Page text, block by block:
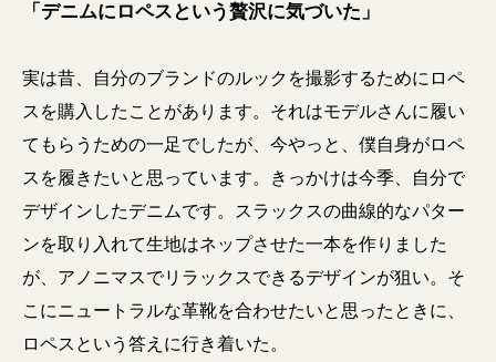
「デニムにロペスという贅沢に気づいた」
実は昔、自分のブランドのルックを撮影するためにロペ
スを購入したことがあります。それはモデルさんに履い
てもらうための一足でしたが、今やっと、僕自身がロペ
スを履きたいと思っています。きっかけは今季、自分で
デザインしたデニムです。スラックスの曲線的なパター
ンを取り入れて生地はネップさせた一本を作りました
が、アノニマスでリラックスできるデザインが狙い。そ
こにニュートラルな革靴を合わせたいと思ったときに、
ロペスという答えに行き着いた。